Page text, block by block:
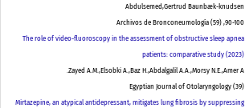
Abdulsemed,Gertrud Baunbæk-knudsen
Archivos de Bronconeumología (59) ,90-100
The role of video-fluoroscopy in the assessment of obstructive sleep apnea
patients: comparative study (2023)
Zayed A.M.,Elsobki A.,Baz H.,Abdalgalil A.A.,Morsy N.E.,Amer A.
Egyptian Journal of Otolaryngology (39)
Mirtazepine, an atypical antidepressant, mitigates lung fibrosis by suppressing